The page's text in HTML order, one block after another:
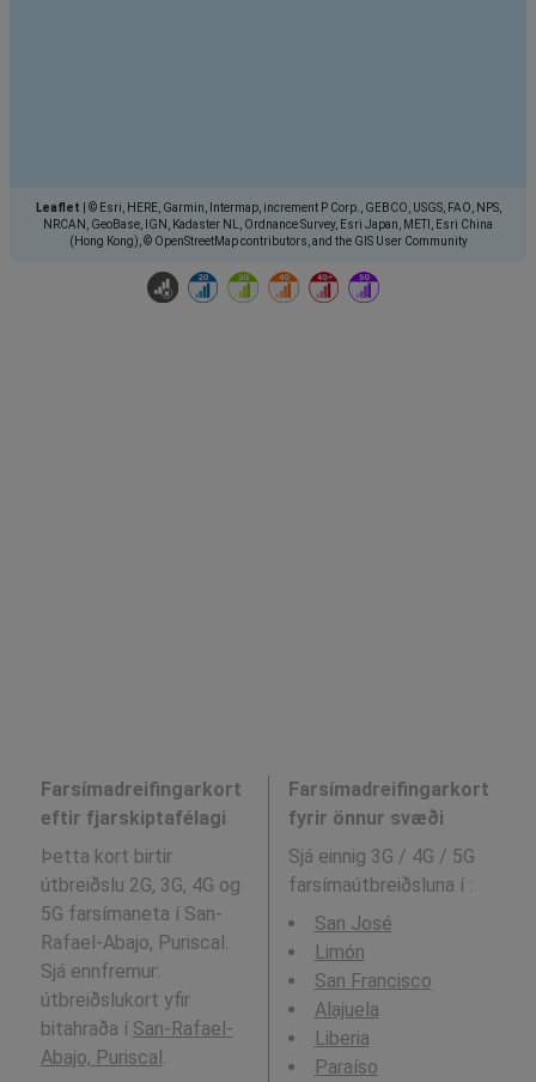
Leaflet
© Esri, HERE, Garmin, Intermap, increment P Corp., GEBCO, USGS, FAO, NPS,
NRCAN, GeoBase, IGN, Kadaster NL, Ordnance Survey, Esri Japan, METI, Esri China
(Hong Kong), © OpenStreetMap contributors, and the GIS User Community
Farsímadreifingarkort
eftir fjarskiptafélagi
Þetta kort birtir
útbreiðslu 2G, 3G, 4G og
5G farsímaneta í San-
Rafael-Abajo, Puriscal.
Sjá ennfremur:
útbreiðslukort yfir
bitahraða í San-Rafael-
Abajo, Puriscal
Farsímadreifingarkort
fyrir önnur svæði
Sjá einnig 3G / 4G / 5G
farsímaútbreiðsluna í :
San José
Limón
San Francisco
Alajuela
Liberia
Paraíso